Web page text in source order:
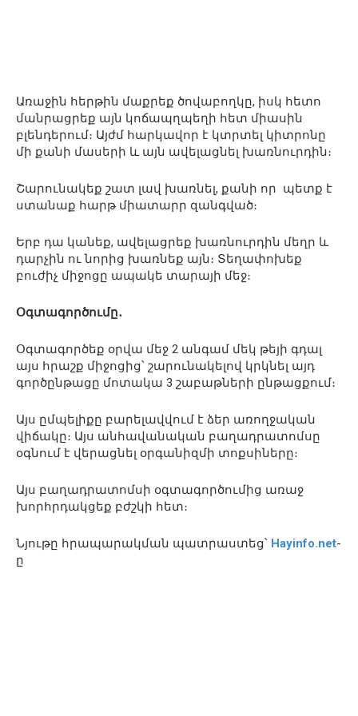
Առաջին հերթին մաքրեք ծովաբողկը, իսկ հետո
մանրացրեք այն կոճապղպեղի հետ միասին
բլենդերում։ Այժմ հարկավոր է կտրտել կիտրոնը
մի քանի մասերի և այն ավելացնել խառնուրդին։
Շարունակեք շատ լավ խառնել, քանի որ պետք է
ստանաք հարթ միատարր զանգված։
Երբ դա կանեք, ավելացրեք խառնուրդին մեղր և
դարչին ու նորից խառնեք այն։ Տեղափոխեք
բուժիչ միջոցը ապակե տարայի մեջ։
Օգտագործումը․
Օգտագործեք օրվա մեջ 2 անգամ մեկ թեյի գդալ
այս հրաշք միջոցից՝ շարունակելով կրկնել այդ
գործընթացը մոտակա 3 շաբաթների ընթացքում։
Այս ըմպելիքը բարելավվում է ձեր առողջական
վիճակը։ Այս անհավանական բաղադրատոմսը
օգնում է վերացնել օրգանիզմի տոքսիները։
Այս բաղադրատոմսի օգտագործումից առաջ
խորհրդակցեք բժշկի հետ։
Նյութը հրապարակման պատրաստեց՝ Hayinfo.net-
ը